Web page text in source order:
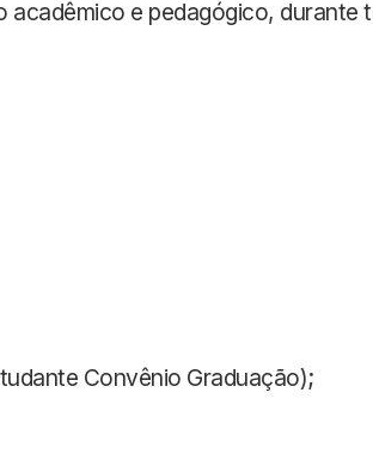
e pedagógico, durante
Convênio Graduação);